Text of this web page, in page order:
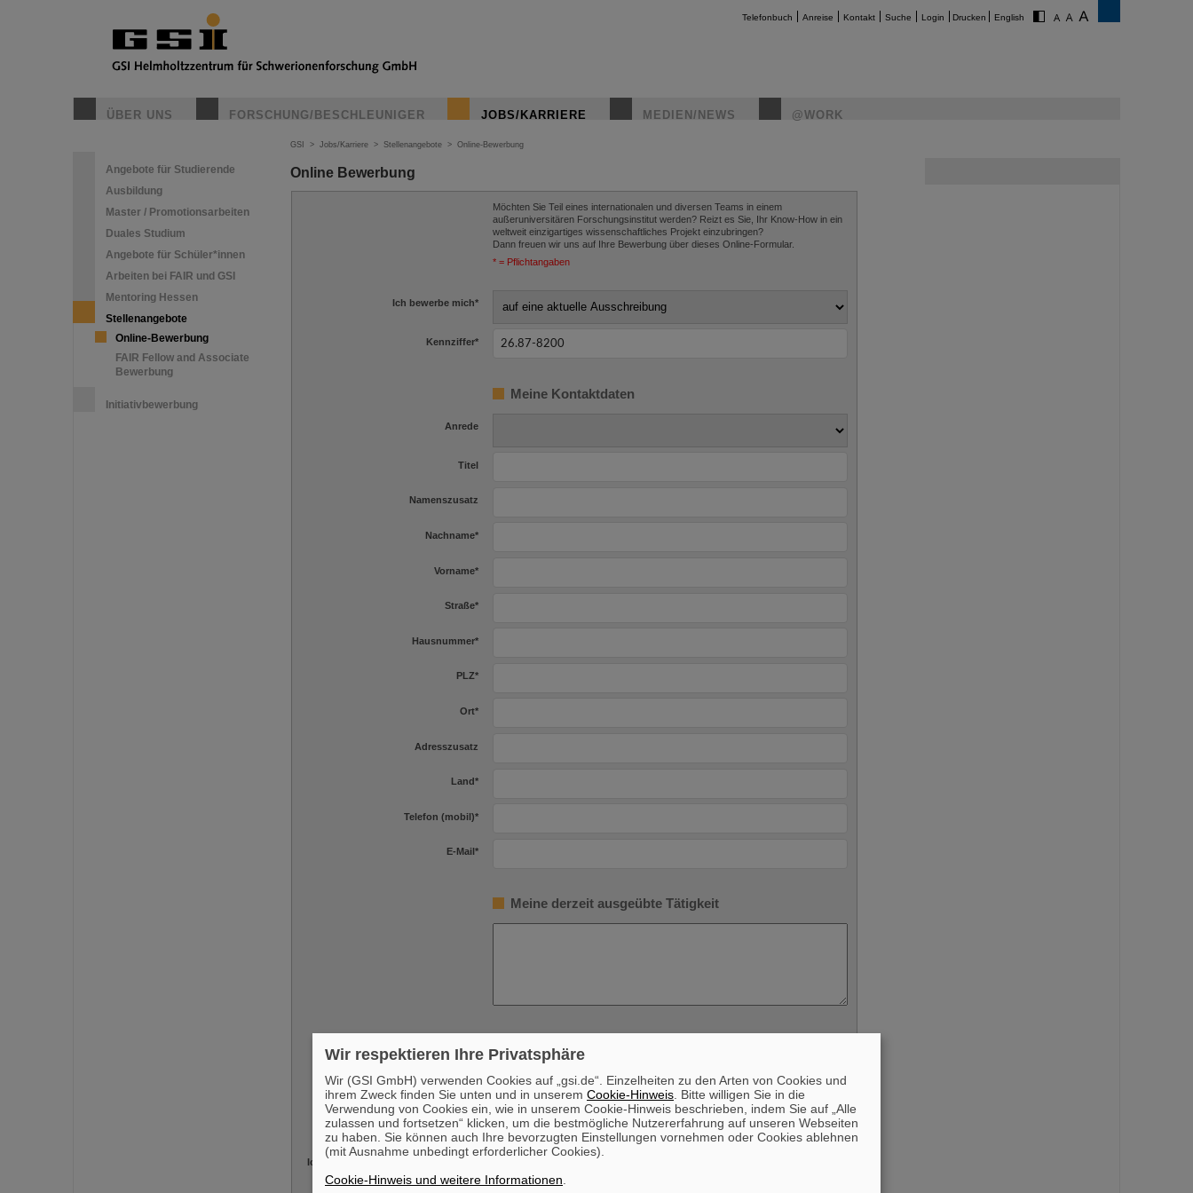
Telefonbuch Anreise Kontakt Suche Login Drucken English
ÜBER UNS FORSCHUNG/BESCHLEUNIGER JOBS/KARRIERE MEDIEN/NEWS @WORK
Angebote für Studierende
Ausbildung
Master / Promotionsarbeiten
Duales Studium
Angebote für Schüler*innen
Arbeiten bei FAIR und GSI
Mentoring Hessen
Stellenangebote
Online-Bewerbung
FAIR Fellow and Associate
Bewerbung
Initiativbewerbung
GSI > Jobs/Karriere > Stellenangebote > Online-Bewerbung
Online Bewerbung
Möchten Sie Teil eines internationalen und diversen Teams in einem
außeruniversitären Forschungsinstitut werden? Reizt es Sie, Ihr Know-How in ein
weltweit einzigartiges wissenschaftliches Projekt einzubringen?
Dann freuen wir uns auf Ihre Bewerbung über dieses Online-Formular.
* = Pflichtangaben
Ich bewerbe mich*
Kennziffer*
Meine Kontaktdaten
Anrede
Titel
Namenszusatz
Nachname*
Vorname*
Straße*
Hausnummer*
PLZ*
Ort*
Adresszusatz
Land*
Telefon (mobil)*
E-Mail *
Meine derzeit ausgeübte Tätigkeit
Freiwillige Angabe
Ich bin eine Person mit Behinderung
Nein
Wir respektieren Ihre Privatsphäre
Wir (GSI GmbH) verwenden Cookies auf „gsi.de“. Einzelheiten zu den Arten von Cookies und
ihrem Zweck finden Sie unten und in unserem Cookie-Hinweis . Bitte willigen Sie in die
Verwendung von Cookies ein, wie in unserem Cookie-Hinweis beschrieben, indem Sie auf „Alle
zulassen und fortsetzen“ klicken, um die bestmögliche Nutzererfahrung auf unseren Webseiten
zu haben. Sie können auch Ihre bevorzugten Einstellungen vornehmen oder Cookies ablehnen
(mit Ausnahme unbedingt erforderlicher Cookies).
Cookie-Hinweis und weitere Informationen